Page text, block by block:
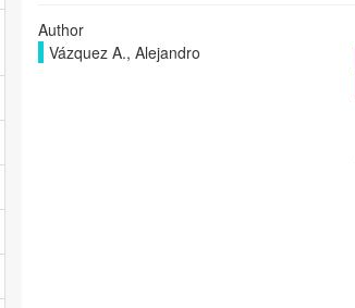
Author
Vázquez A., Alejandro